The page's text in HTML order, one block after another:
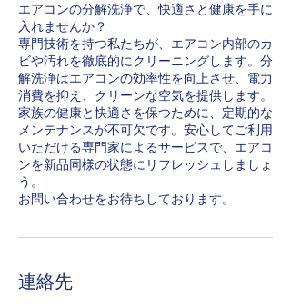
エアコンの分解洗浄で、快適さと健康を手に
入れませんか？
専門技術を持つ私たちが、エアコン内部のカ
ビや汚れを徹底的にクリーニングします。分
解洗浄はエアコンの効率性を向上させ、電力
消費を抑え、クリーンな空気を提供します。
家族の健康と快適さを保つために、定期的な
メンテナンスが不可欠です。安心してご利用
いただける専門家によるサービスで、エアコ
ンを新品同様の状態にリフレッシュしましょ
う。
お問い合わせをお待ちしております。
連絡先